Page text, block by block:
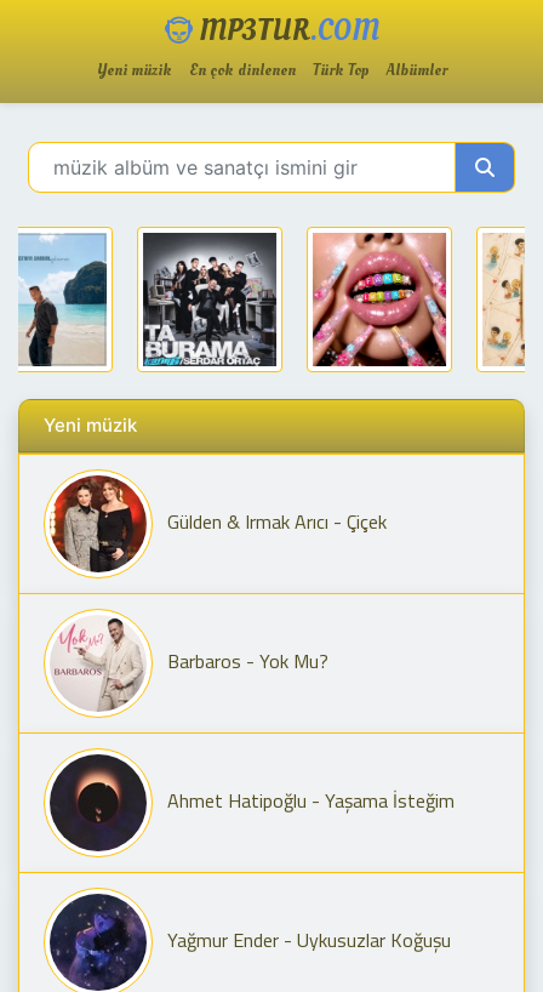
MP3TUR.COM
Yeni müzik En çok dinlenen Türk Top Albümler
Yeni müzik
Gülden & Irmak Arıcı - Çiçek
Barbaros - Yok Mu?
Ahmet Hatipoğlu - Yaşama İsteğim
Yağmur Ender - Uykusuzlar Koğuşu